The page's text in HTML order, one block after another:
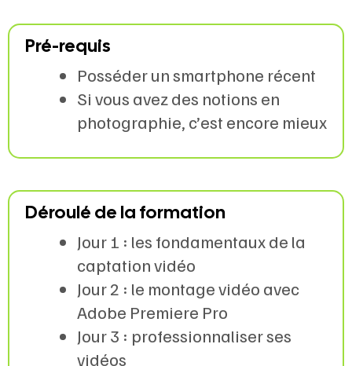
Pré-requis
Posséder un smartphone récent
Si vous avez des notions en
photographie, c’est encore mieux
Déroulé de la formation
Jour 1 : les fondamentaux de la
captation vidéo
Jour 2 : le montage vidéo avec
Adobe Premiere Pro
Jour 3 : professionnaliser ses
vidéos